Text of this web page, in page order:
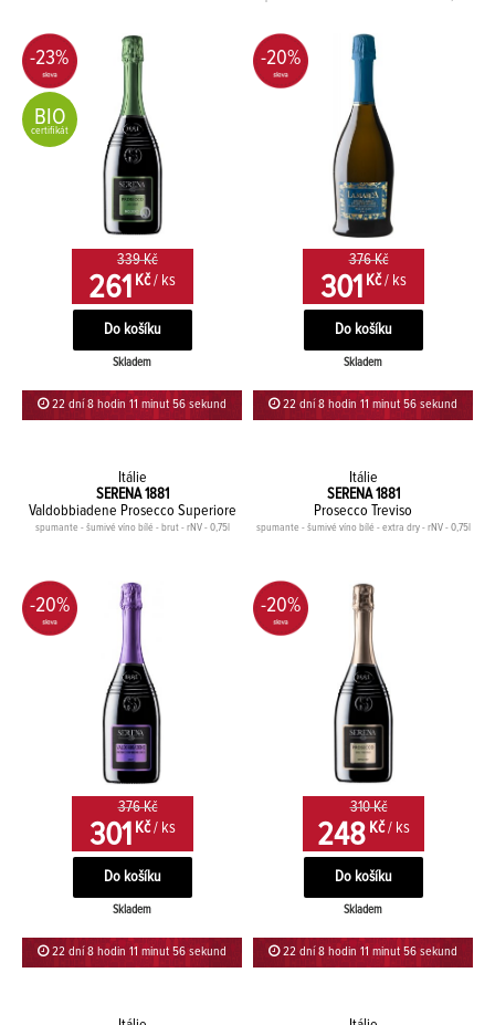
-23%
BIO
certifikát
339 Kč
261 Kč / ks
Skladem
22 dní 8 hodin 11 minut 56 sekund
-20%
376 Kč
301 Kč / ks
Skladem
22 dní 8 hodin 11 minut 56 sekund
Itálie
SERENA 1881
Valdobbiadene Prosecco Superiore
spumante - šumivé víno bílé - brut - rNV - 0,75l
-20%
376 Kč
301 Kč / ks
Skladem
22 dní 8 hodin 11 minut 56 sekund
Itálie
SERENA 1881
Prosecco Treviso
spumante - šumivé víno bílé - extra dry - rNV - 0,75l
-20%
310 Kč
248Kč / ks
Skladem
22 dní 8 hodin 11 minut 56 sekund